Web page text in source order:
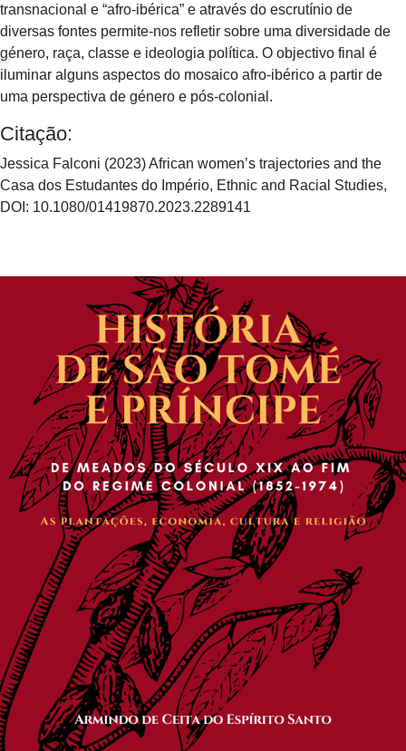
transnacional e “afro-ibérica” e através do escrutínio de
diversas fontes permite-nos refletir sobre uma diversidade de
género, raça, classe e ideologia política. O objectivo final é
iluminar alguns aspectos do mosaico afro-ibérico a partir de
uma perspectiva de género e pós-colonial.
Citação:
Jessica Falconi (2023) African women’s trajectories and the
Casa dos Estudantes do Império, Ethnic and Racial Studies,
DOI: 10.1080/01419870.2023.2289141